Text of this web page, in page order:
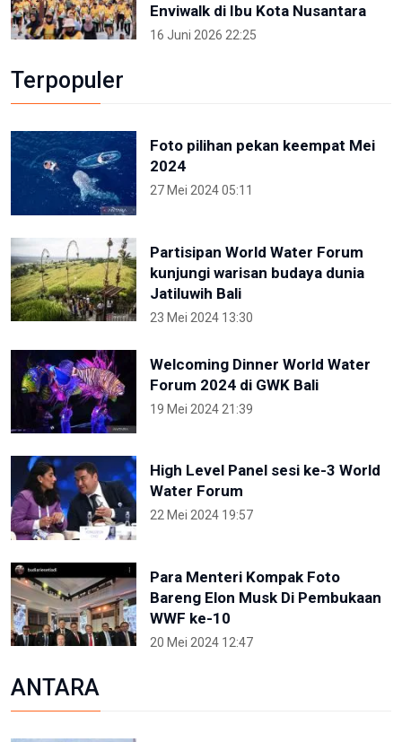
Enviwalk di Ibu Kota Nusantara
16 Juni 2026 22:25
Terpopuler
Foto pilihan pekan keempat Mei
2024
27 Mei 2024 05:11
Partisipan World Water Forum
kunjungi warisan budaya dunia
Jatiluwih Bali
23 Mei 2024 13:30
Welcoming Dinner World Water
Forum 2024 di GWK Bali
19 Mei 2024 21:39
High Level Panel sesi ke-3 World
Water Forum
22 Mei 2024 19:57
Para Menteri Kompak Foto
Bareng Elon Musk Di Pembukaan
WWF ke-10
20 Mei 2024 12:47
ANTARA